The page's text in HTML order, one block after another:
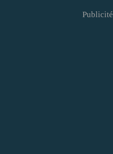
Publicité